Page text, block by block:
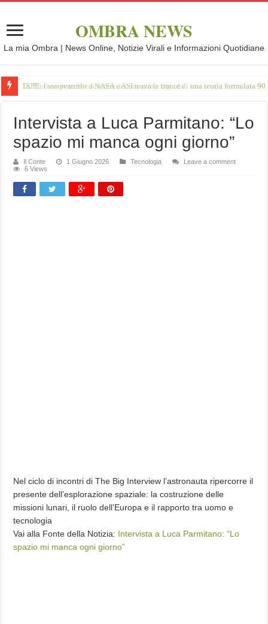
OMBRA NEWS
La mia Ombra | News Online, Notizie Virali e Informazioni Quotidiane
IXPE: l'osservatorio d NASA e ASI trova le tracce di una teoria formulata 90
Intervista a Luca Parmitano: “Lo
spazio mi manca ogni giorno”
Il Conte 1 Giugno 2026 Tecnologia
Leave a comment
6 Views
Nel ciclo di incontri di The Big Interview l’astronauta ripercorre il
presente dell’esplorazione spaziale: la costruzione delle
missioni lunari, il ruolo dell’Europa e il rapporto tra uomo e
tecnologia
Vai alla Fonte della Notizia: Intervista a Luca Parmitano: “Lo
spazio mi manca ogni giorno”